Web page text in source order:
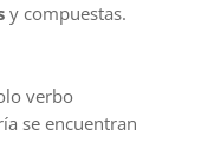
y compuestas.
verbo
se encuentran